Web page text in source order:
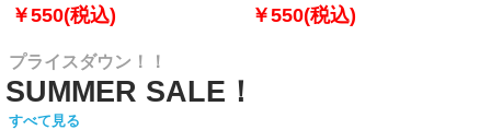
￥550(税込) ￥550(税込)
プライスダウン！！
SUMMER SALE！
すべて見る